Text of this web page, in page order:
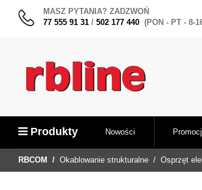
MASZ PYTANIA? ZADZWOŃ
77 555 91 31 / 502 177 440 (PON - PT - 8-
Produkty Nowości
RBCOM Okablowanie strukturalne Osprzęt